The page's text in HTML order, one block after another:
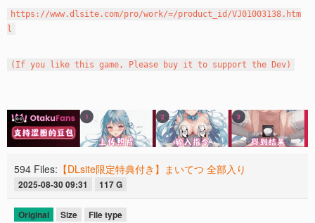
https://www.dlsite.com/pro/work/=/product_id/VJ01003138.htm
l
(If you like this game, Please buy it to support the Dev)
594 Files: 【DLsite限定特典付き】まいてつ 全部入り
2025-08-30 09:31 117 G
Original Size File type